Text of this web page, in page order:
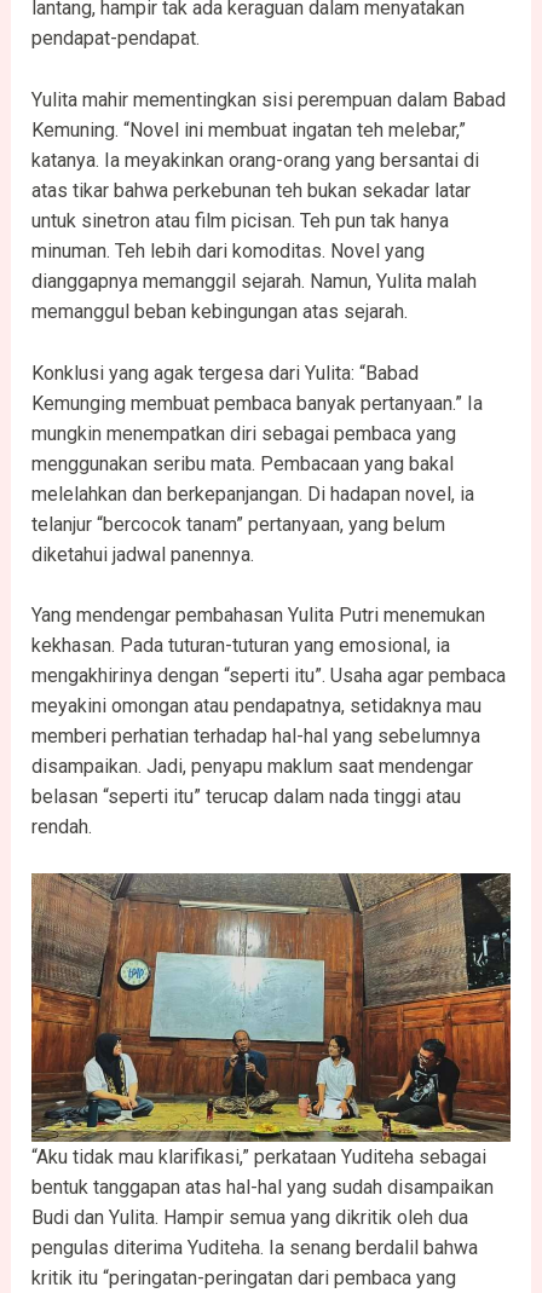
lantang, hampir tak ada keraguan dalam menyatakan
pendapat-pendapat.
Yulita mahir mementingkan sisi perempuan dalam Babad
Kemuning. “Novel ini membuat ingatan teh melebar,”
katanya. Ia meyakinkan orang-orang yang bersantai di
atas tikar bahwa perkebunan teh bukan sekadar latar
untuk sinetron atau film picisan. Teh pun tak hanya
minuman. Teh lebih dari komoditas. Novel yang
dianggapnya memanggil sejarah. Namun, Yulita malah
memanggul beban kebingungan atas sejarah.
Konklusi yang agak tergesa dari Yulita: “Babad
Kemunging membuat pembaca banyak pertanyaan.” Ia
mungkin menempatkan diri sebagai pembaca yang
menggunakan seribu mata. Pembacaan yang bakal
melelahkan dan berkepanjangan. Di hadapan novel, ia
telanjur “bercocok tanam” pertanyaan, yang belum
diketahui jadwal panennya.
Yang mendengar pembahasan Yulita Putri menemukan
kekhasan. Pada tuturan-tuturan yang emosional, ia
mengakhirinya dengan “seperti itu”. Usaha agar pembaca
meyakini omongan atau pendapatnya, setidaknya mau
memberi perhatian terhadap hal-hal yang sebelumnya
disampaikan. Jadi, penyapu maklum saat mendengar
belasan “seperti itu” terucap dalam nada tinggi atau
rendah.
“Aku tidak mau klarifikasi,” perkataan Yuditeha sebagai
bentuk tanggapan atas hal-hal yang sudah disampaikan
Budi dan Yulita. Hampir semua yang dikritik oleh dua
pengulas diterima Yuditeha. Ia senang berdalil bahwa
kritik itu “peringatan-peringatan dari pembaca yang